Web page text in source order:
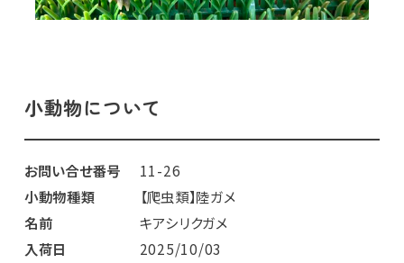
小動物について
お問い合せ番号
11-26
小動物種類
【爬虫類】陸ガメ
名前
キアシリクガメ
入荷日
2025/10/03